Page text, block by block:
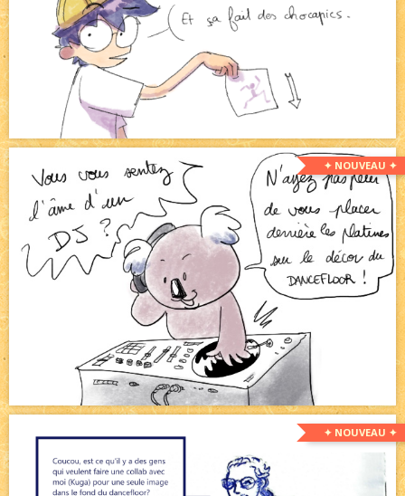
✦ NOUVEAU ✦
✦ NOUVEAU ✦